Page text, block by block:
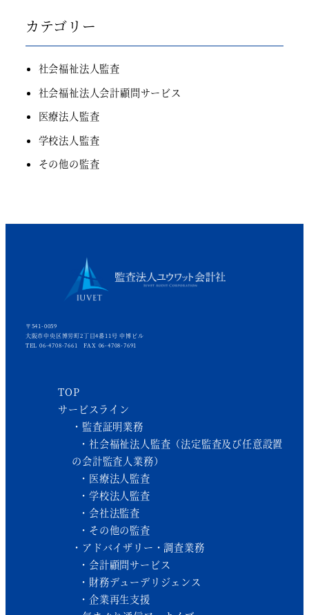
カテゴリー
社会福祉法人監査
社会福祉法人会計顧問サービス
医療法人監査
学校法人監査
その他の監査
〒541-0059
大阪市中央区博労町2丁目4番11号 中博ビル
TEL 06-4708-7661 FAX 06-4708-7691
TOP
サービスライン
監査証明業務
社会福祉法人監査（法定監査及び任意設置
の会計監査人業務）
医療法人監査
学校法人監査
会社法監査
その他の監査
アドバイザリー・調査業務
会計顧問サービス
財務デューデリジェンス
企業再生支援